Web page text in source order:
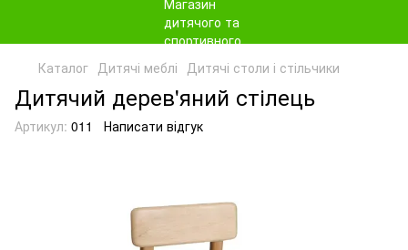
Каталог Дитячі меблі Дитячі столи і стільчики
Дитячий дерев'яний стілець
Артикул: 011 Написати відгук